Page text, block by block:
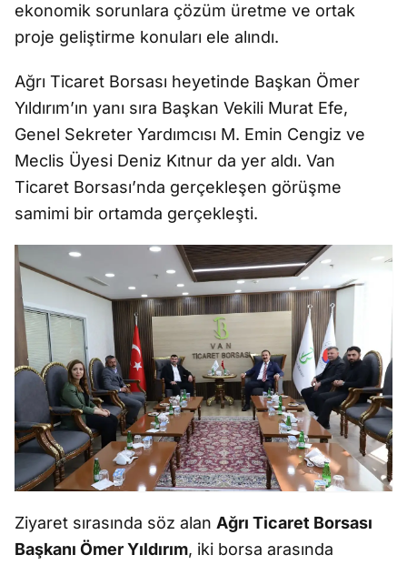
ekonomik sorunlara çözüm üretme ve ortak
proje geliştirme konuları ele alındı.
Ağrı Ticaret Borsası heyetinde Başkan Ömer
Yıldırım’ın yanı sıra Başkan Vekili Murat Efe,
Genel Sekreter Yardımcısı M. Emin Cengiz ve
Meclis Üyesi Deniz Kıtnur da yer aldı. Van
Ticaret Borsası’nda gerçekleşen görüşme
samimi bir ortamda gerçekleşti.
Ziyaret sırasında söz alan Ağrı Ticaret Borsası
Başkanı Ömer Yıldırım, iki borsa arasında